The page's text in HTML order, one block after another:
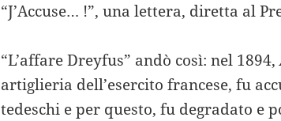
“J’Accuse… !”, una lettera, diretta al
“L’affare Dreyfus” andò così: nel 1894,
artiglieria dell’esercito francese, fu
tedeschi e per questo, fu degradato e